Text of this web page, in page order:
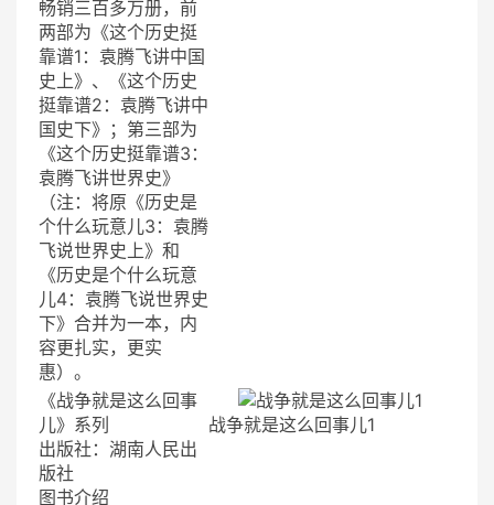
畅销三百多万册，前
两部为《这个历史挺
靠谱1：袁腾飞讲中国
史上》、《这个历史
挺靠谱2：袁腾飞讲中
国史下》；第三部为
《这个历史挺靠谱3：
袁腾飞讲世界史》
（注：将原《历史是
个什么玩意儿3：袁腾
飞说世界史上》和
《历史是个什么玩意
儿4：袁腾飞说世界史
下》合并为一本，内
容更扎实，更实
惠）。
《战争就是这么回事
儿》系列
出版社：湖南人民出
版社
图书介绍
战争就是这么回事儿1